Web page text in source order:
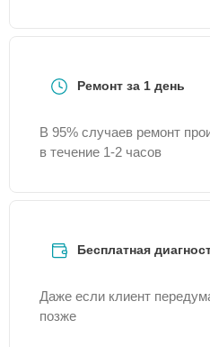
Ремонт за 1 день
В 95% случаев ремонт
в течение 1-2 часов
Бесплатная
Даже если клиент
позже